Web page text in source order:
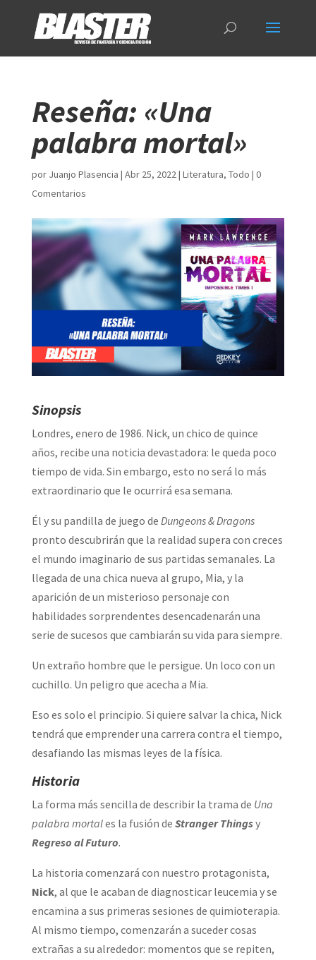
Reseña: «Una
palabra mortal»
por Juanjo Plasencia | Abr 25, 2022| Literatura, Todo | 0
Comentarios
Sinopsis
Londres, enero de 1986. Nick, un chico de quince
años, recibe una noticia devastadora: le queda poco
tiempo de vida. Sin embargo, esto no será lo más
extraordinario que le ocurrirá esa semana.
Él y su pandilla de juego de Dungeons & Dragons
pronto descubrirán que la realidad supera con creces
el mundo imaginario de sus partidas semanales. La
llegada de una chica nueva al grupo, Mia, y la
aparición de un misterioso personaje con
habilidades sorprendentes desencadenarán una
serie de sucesos que cambiarán su vida para siempre.
Un extraño hombre que le persigue. Un loco con un
cuchillo. Un peligro que acecha a Mia.
Eso es solo el principio. Si quiere salvar la chica, Nick
tendrá que emprender una carrera contra el tiempo,
desafiando las mismas leyes de la física.
Historia
La forma más sencilla de describir la trama de Una
palabra mortales la fusión de Stranger Thingsy
Regreso al Futuro.
La historia comenzará con nuestro protagonista,
Nick, al que le acaban de diagnosticar leucemia y se
encamina a sus primeras sesiones de quimioterapia.
Al mismo tiempo, comenzarán a suceder cosas
extrañas a su alrededor: momentos que se repiten,